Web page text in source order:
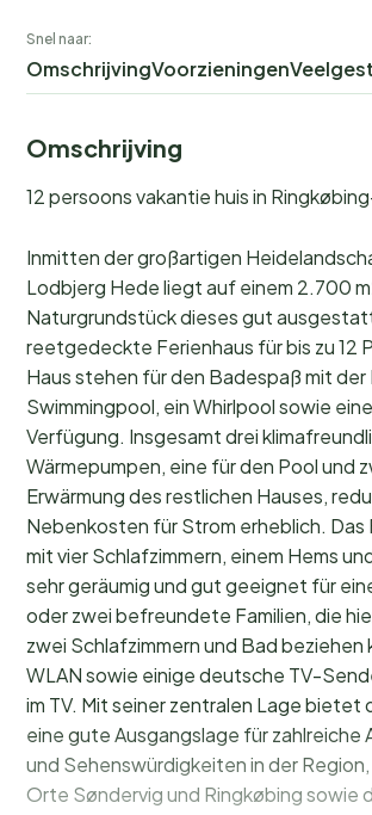
Snel naar:
OmschrijvingVoorzieningen
Omschrijving
12 persoons vakantie huis in
Inmitten der großartigen
Lodbjerg Hede liegt auf einem 2.700
Naturgrundstück dieses gut
reetgedeckte Ferienhaus für bis zu 12
Haus stehen für den Badespaß mit der
Swimmingpool, ein Whirlpool sowie
Verfügung. Insgesamt drei
Wärmepumpen, eine für den Pool und
Erwärmung des restlichen Hauses,
Nebenkosten für Strom erheblich. Das
mit vier Schlafzimmern, einem Hems
sehr geräumig und gut geeignet für
oder zwei befreundete Familien, die
zwei Schlafzimmern und Bad beziehen
WLAN sowie einige deutsche TV-
im TV. Mit seiner zentralen Lage bietet
eine gute Ausgangslage für zahlreiche
und Sehenswürdigkeiten in der
Orte Søndervig und Ringkøbing sowie